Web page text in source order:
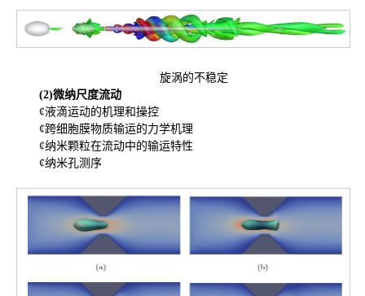
旋涡的不稳定
(2)微纳尺度流动
¢液滴运动的机理和操控
¢跨细胞膜物质输运的力学机理
¢纳米颗粒在流动中的输运特性
¢纳米孔测序